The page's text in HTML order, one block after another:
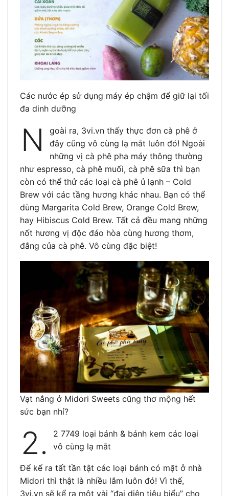
Các nước ép sử dụng máy ép chậm để giữ lại tối
đa dinh dưỡng
N
goài ra, 3vi.vn thấy thực đơn cà phê ở
đây cũng vô cùng lạ mắt luôn đó! Ngoài
những vị cà phê pha máy thông thường
như espresso, cà phê muối, cà phê sữa thì bạn
còn có thể thử các loại cà phê ủ lạnh – Cold
Brew với các tầng hương khác nhau. Bạn có thể
dùng Margarita Cold Brew, Orange Cold Brew,
hay Hibiscus Cold Brew. Tất cả đều mang những
nốt hương vị độc đáo hòa cùng hương thơm,
đắng của cà phê. Vô cùng đặc biệt!
Vạt nắng ở Midori Sweets cũng thơ mộng hết
sức bạn nhỉ?
2.
2 7749 loại bánh & bánh kem các loại
vô cùng lạ mắt
Để kể ra tất tần tật các loại bánh có mặt ở nhà
Midori thì thật là nhiều lắm luôn đó! Vì thế,
3vi.vn sẽ kể ra một vài “đại diện tiêu biểu” cho